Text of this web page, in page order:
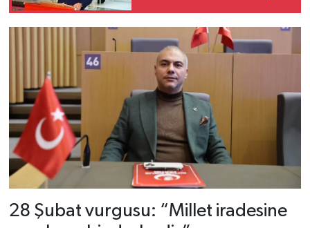
Tahliye, İki Başkana
Tutukluluğa Devam
28 Şubat vurgusu: “Millet iradesine